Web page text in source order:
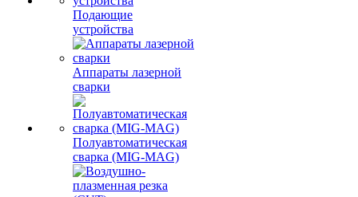
Подающие
устройства
Аппараты лазерной
сварки
Полуавтоматическая
сварка (MIG-MAG)